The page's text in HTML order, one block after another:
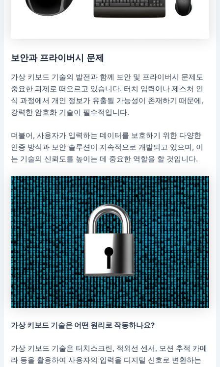
보안과 프라이버시 문제
가상 키보드 기술의 발전과 함께 보안 및 프라이버시 문제도
중요한 과제로 떠오르고 있습니다. 터치 입력이나 제스처 인
식 과정에서 개인 정보가 유출될 가능성이 존재하기 때문에,
강력한 암호화 기술이 필수적입니다.
더불어, 사용자가 입력하는 데이터를 보호하기 위한 다양한
인증 방식과 보안 솔루션이 지속적으로 개발되고 있으며, 이
는 기술의 신뢰도를 높이는 데 중요한 역할을 할 것입니다.
가상 키보드 기술은 어떤 원리로 작동하나요?
가상 키보드 기술은 터치스크린, 적외선 센서, 모션 추적 카메
라 등을 활용하여 사용자의 입력을 디지털 신호로 변환하는